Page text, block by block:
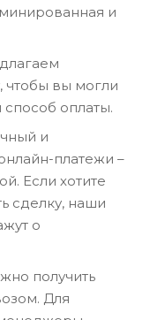
и
чтобы вы могли
оплаты.
и
платежи –
Если хотите
сделку, наши
о
получить
Для